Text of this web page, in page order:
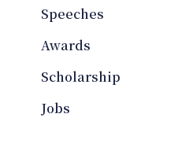
Speeches
Awards
Scholarship
Jobs